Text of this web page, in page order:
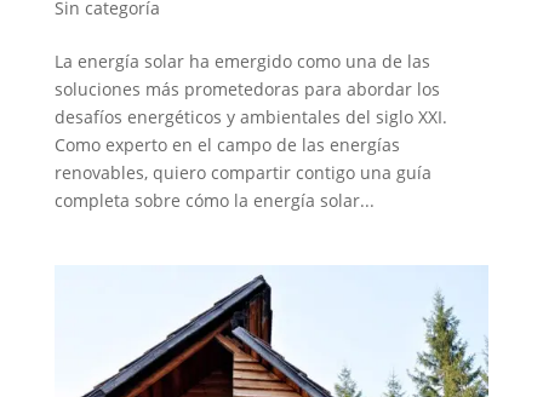
Sin categoría
La energía solar ha emergido como una de las
soluciones más prometedoras para abordar los
desafíos energéticos y ambientales del siglo XXI.
Como experto en el campo de las energías
renovables, quiero compartir contigo una guía
completa sobre cómo la energía solar...